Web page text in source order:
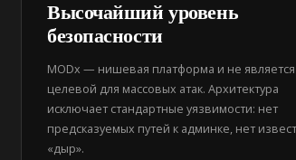
Высочайший уровень
безопасности
MODx — нишевая платформа и не является
целевой для массовых атак. Архитектура
исключает стандартные уязвимости: нет
предсказуемых путей к админке, нет
«дыр».